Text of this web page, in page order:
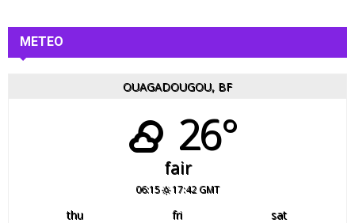
METEO
OUAGADOUGOU, BF
26°
fair
06:15 17:42 GMT
thu fri
sat